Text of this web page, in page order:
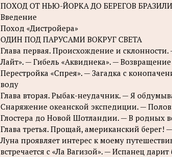
ПОХОД ОТ НЬЮ-ЙОРКА ДО БЕРЕГОВ
Введение
Поход «Дистройера»
ОДИН ПОД ПАРУСАМИ ВОКРУГ СВЕТА
Глава первая. Происхождение и
Лайт». — Гибель «Аквиднека». —
Перестройка «Спрея». — Загадка с
воду
Глава вторая. Рыбак-неудачник. — Я
Снаряжение океанской экспедиции. —
Глостера до Новой Шотландии. — В родных
Глава третья. Прощай, американский берег!
Луна проявляет интерес к моему
встречается с «Ла Вагизой». — Испанец